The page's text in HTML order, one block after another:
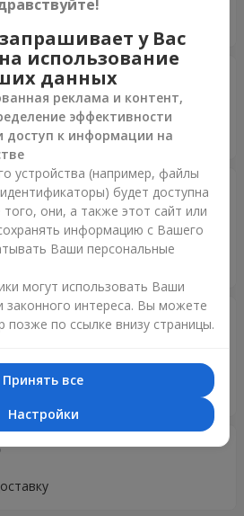
коробки на розовый) Большое
me... You are the best... Love
12.02.2021
сервис! Любимый
12.02.2021
сервис! Любимый
у Вас
использование
данных
реклама и контент,
эффективности
доступ к информации на
устройства (например, файлы
будет доступна
они, а также этот сайт или
информацию с Вашего
Ваши персональные
могут использовать Ваши
законного интереса. Вы можете
позже по ссылке внизу страницы.
Принять все
Настройки